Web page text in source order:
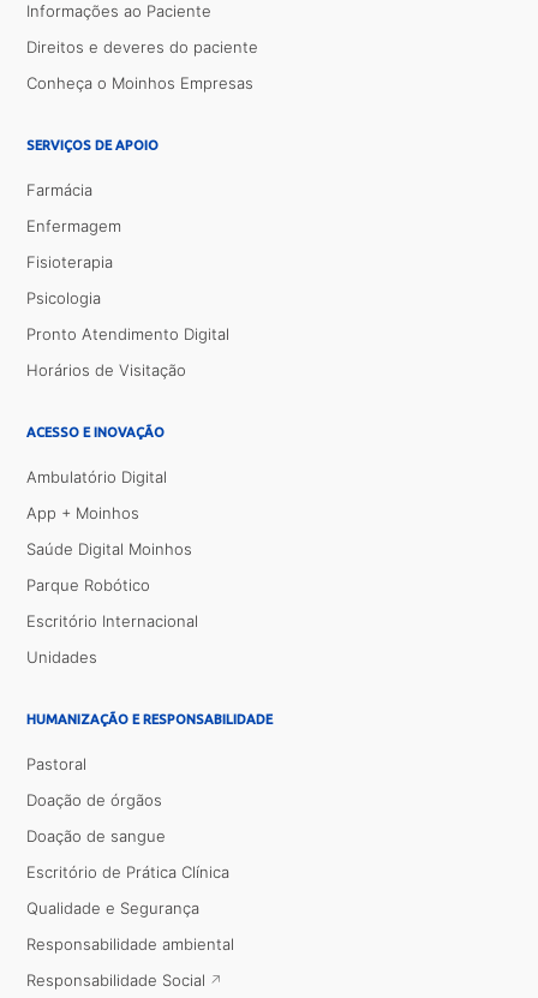
Informações ao Paciente
Direitos e deveres do paciente
Conheça o Moinhos Empresas
SERVIÇOS DE APOIO
Farmácia
Enfermagem
Fisioterapia
Psicologia
Pronto Atendimento Digital
Horários de Visitação
ACESSO E INOVAÇÃO
Ambulatório Digital
App + Moinhos
Saúde Digital Moinhos
Parque Robótico
Escritório Internacional
Unidades
HUMANIZAÇÃO E RESPONSABILIDADE
Pastoral
Doação de órgãos
Doação de sangue
Escritório de Prática Clínica
Qualidade e Segurança
Responsabilidade ambiental
Responsabilidade Social